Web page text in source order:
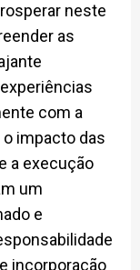
neste
as
com a
impacto das
a execução
um
e
incorporação